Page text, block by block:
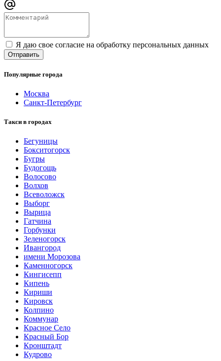
Я даю свое согласие на обработку персональных данных
Популярные города
Москва
Санкт-Петербург
Такси в городах
Бегуницы
Бокситогорск
Бугры
Будогощь
Волосово
Волхов
Всеволожск
Выборг
Вырица
Гатчина
Горбунки
Зеленогорск
Ивангород
имени Морозова
Каменногорск
Кингисепп
Кипень
Кириши
Кировск
Колпино
Коммунар
Красное Село
Красный Бор
Кронштадт
Кудрово